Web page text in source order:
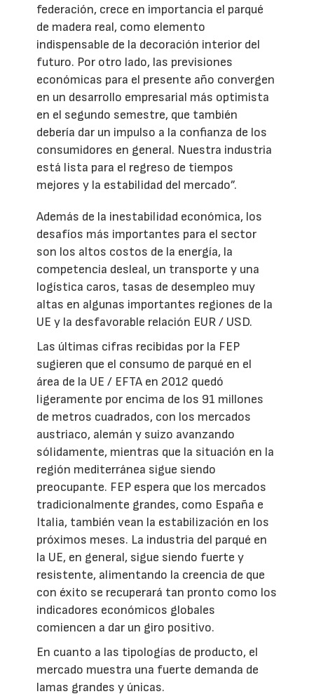
federación, crece en importancia el parqué
de madera real, como elemento
indispensable de la decoración interior del
futuro. Por otro lado, las previsiones
económicas para el presente año convergen
en un desarrollo empresarial más optimista
en el segundo semestre, que también
debería dar un impulso a la confianza de los
consumidores en general. Nuestra industria
está lista para el regreso de tiempos
mejores y la estabilidad del mercado”.
Además de la inestabilidad económica, los
desafíos más importantes para el sector
son los altos costos de la energía, la
competencia desleal, un transporte y una
logística caros, tasas de desempleo muy
altas en algunas importantes regiones de la
UE y la desfavorable relación EUR / USD.
Las últimas cifras recibidas por la FEP
sugieren que el consumo de parqué en el
área de la UE / EFTA en 2012 quedó
ligeramente por encima de los 91 millones
de metros cuadrados, con los mercados
austriaco, alemán y suizo avanzando
sólidamente, mientras que la situación en la
región mediterránea sigue siendo
preocupante. FEP espera que los mercados
tradicionalmente grandes, como España e
Italia, también vean la estabilización en los
próximos meses. La industria del parqué en
la UE, en general, sigue siendo fuerte y
resistente, alimentando la creencia de que
con éxito se recuperará tan pronto como los
indicadores económicos globales
comiencen a dar un giro positivo.
En cuanto a las tipologías de producto, el
mercado muestra una fuerte demanda de
lamas grandes y únicas.